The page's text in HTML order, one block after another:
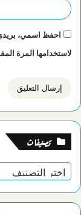
احفظ اسمي، بريدي
لاستخدامها المرة
تصنيفات
تصنيفات